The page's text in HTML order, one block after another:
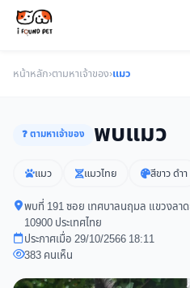
หน้าหลัก›ตามหาเจ้าของ›แมว
❓ ตามหาเจ้าของ พบแมว
แมว แมวไทย สีขาว ดำา
พบที่ 191 ซอย เทศบาลนฤมล แขวงลา
10900 ประเทศไทย
ประกาศเมื่อ 29/10/2566 18:11
383 คนเห็น